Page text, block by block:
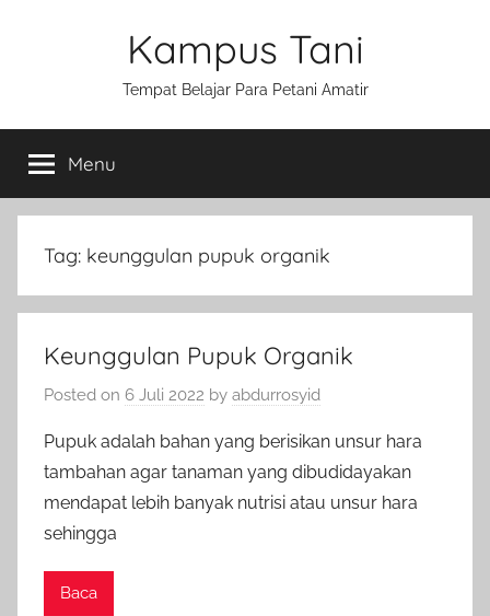
Kampus Tani
Tempat Belajar Para Petani Amatir
Menu
Tag: keunggulan pupuk organik
Keunggulan Pupuk Organik
Posted on 6 Juli 2022 by abdurrosyid
Pupuk adalah bahan yang berisikan unsur hara
tambahan agar tanaman yang dibudidayakan
mendapat lebih banyak nutrisi atau unsur hara
sehingga
Baca